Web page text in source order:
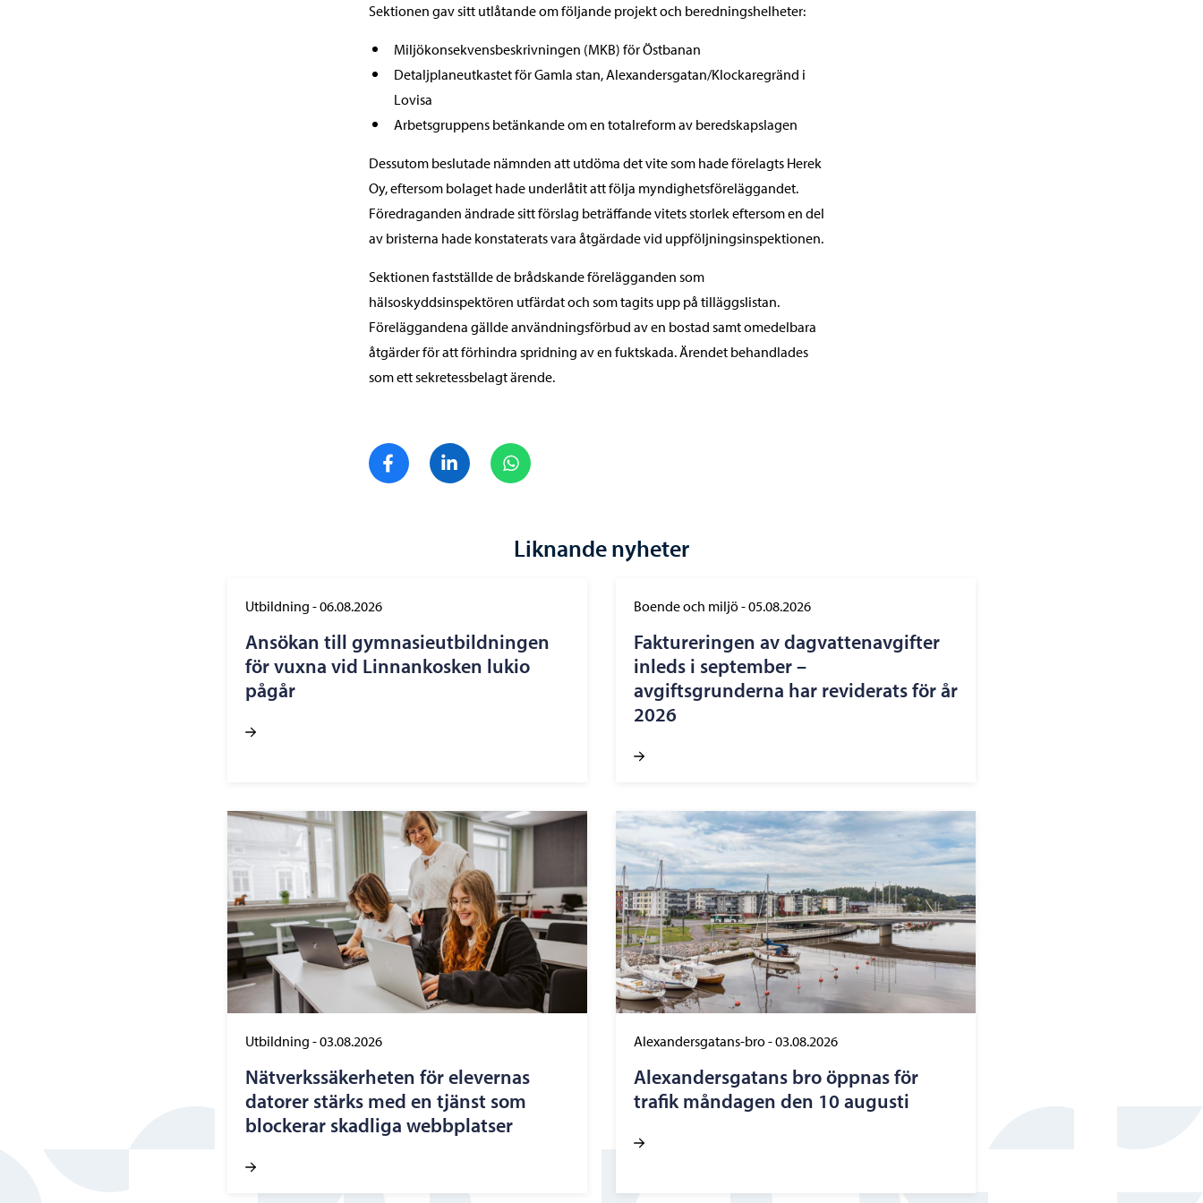
Sektionen gav sitt utlåtande om följande projekt och beredningshelheter:
Miljökonsekvensbeskrivningen (MKB) för Östbanan
Detaljplaneutkastet för Gamla stan, Alexandersgatan/Klockaregränd i
Lovisa
Arbetsgruppens betänkande om en totalreform av beredskapslagen
Dessutom beslutade nämnden att utdöma det vite som hade förelagts Herek
Oy, eftersom bolaget hade underlåtit att följa myndighetsföreläggandet.
Föredraganden ändrade sitt förslag beträffande vitets storlek eftersom en del
av bristerna hade konstaterats vara åtgärdade vid uppföljningsinspektionen.
Sektionen fastställde de brådskande förelägganden som
hälsoskyddsinspektören utfärdat och som tagits upp på tilläggslistan.
Föreläggandena gällde användningsförbud av en bostad samt omedelbara
åtgärder för att förhindra spridning av en fuktskada. Ärendet behandlades
som ett sekretessbelagt ärende.
Dela på FacebookDela på LinkedIn
Liknande nyheter
Utbildning -06.08.2026
Ansökan till gymnasieutbildningen
för vuxna vid Linnankosken lukio
pågår
Boende och miljö-05.08.2026
Faktureringen av dagvattenavgifter
inleds i september –
avgiftsgrunderna har reviderats för år
2026
Utbildning -03.08.2026
Nätverkssäkerheten för elevernas
datorer stärks med en tjänst som
blockerar skadliga webbplatser
Alexandersgatans-bro-03.08.2026
Alexandersgatans bro öppnas för
trafik måndagen den 10 augusti